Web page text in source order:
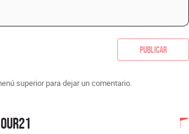
Publicar
superior para dejar un comentario.